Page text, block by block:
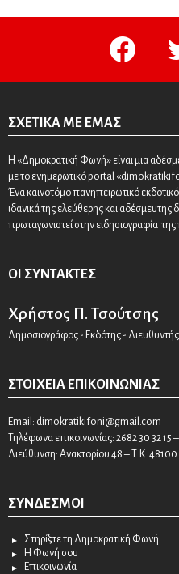
facebook
ΣΧΕΤΙΚΆ ΜΕ ΕΜΆΣ
Η «Δημοκρατική Φωνή» είναι μια
με το ενημερωτικό portal
Ένα καινοτόμο πανηπειρωτικό
ιδανικά της ελεύθερης και
πρωταγωνιστεί στην ειδησιογραφία της
ΟΙ ΣΥΝΤΆΚΤΕΣ
Χρήστος Π. Τσούτσης
Δημοσιογράφος - Εκδότης -
ΣΤΟΙΧΕΊΑ ΕΠΙΚΟΙΝΩΝΊΑΣ
Email: dimokratikifoni@gmail.com
Τηλέφωνα επικοινωνίας: 2682 30 32 15
Διεύθυνση: Ανακτορίου 48 – Τ.Κ. 48100
ΣΎΝΔΕΣΜΟΙ
Στηρίξτε τη Δημοκρατική Φωνή
Η Φωνή σου
Επικοινωνία